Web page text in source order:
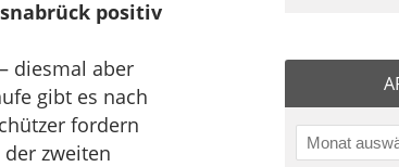
positiv
diesmal aber
gibt es nach
fordern
zweiten
Monat